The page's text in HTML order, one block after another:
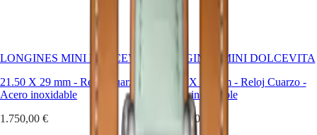
MASTER
COLLECTION
THE
LONGINES
MASTER
COLLECTION
United
Asia-
LONGINES MINI DOLCEVITA
21.50 X 29 mm - Reloj Cuarzo
Acero inoxidable
1.750,00 €
LONGINES MINI DOLCEVITA
21.50 X 29 mm- Reloj Cuarzo-
Acero inoxidable
4.050,00 €